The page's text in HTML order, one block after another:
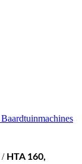
Baardtuinmachines
/ HTA 160,